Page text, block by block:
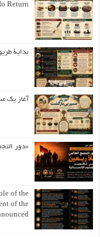
Return
بداية
آغاز یک
«دور
of the
of the